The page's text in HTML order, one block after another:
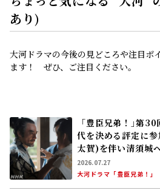
あり)
大河ドラマの今後の見どころや注目ポ
ます！ ぜひ、ご注目ください。
「豊臣兄弟！｣第
代を決める評定に
太賀)を伴い清須城
評定の前夜、秀吉
を呼び集め……
2026.07.27
大河ドラマ「豊臣兄弟！」